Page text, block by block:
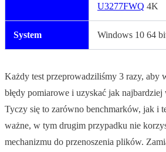
U3277FWQ 4K
System Windows 10 64
Każdy test przeprowadziliśmy 3 razy, aby
błędy pomiarowe i uzyskać jak
Tyczy się to zarówno benchmarków, jak i
ważne, w tym drugim przypadku nie
mechanizmu do przenoszenia plików.